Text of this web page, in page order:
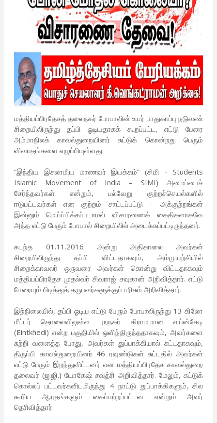
மத்தியப்பிரதேசத் தலைநகர் போபாலின் உயர் பாதுகாப்பு நடுவண்
சிறையிலிருந்து தப்பி ஓடியதாகக் கூறப்பட்ட, எட்டு பேரை
அம்மாநிலக் காவல்துறையினர் சுட்டுக் கொன்றது பெரும்
விவாதங்களை எழுப்பியுள்ளது.
“இந்திய இசுலாமிய மாணவர் இயக்கம்” (சிமி - Students
Islamic Movement of India – SIMI) அமைப்பைச்
சேர்ந்தவர்கள் என்றும், பல்வேறு குற்றச்செயல்களில்
ஈடுபட்டவர்கள் என குற்றம் சாட்டப்பட்டு – அக்குற்றங்கள்
இன்னும் மெய்ப்பிக்கப்படாமல் விசாரணைக் கைதிகளாகவே
அந்த எட்டு பேரும் போபால் சிறையிலில் அடைக்கப்பட்டிருந்தனர்.
கடந்த 01.11.2016 அன்று அதிகாலை அவர்கள்
சிறையிலிருந்து தப்பி விட்டதாகவும், அம்முயற்சியில்
சிறைக்காவலர் ஒருவரை அவர்கள் கொன்று விட்டதாகவும்
மத்தியப்பிரதேச முதல்வர் சிவராஜ் சவுகான் அறிவித்தார். எட்டு
பேரையும் பிடித்துத் தருபவர்களுக்குப் பரிசும் அறிவித்தார்.
இந்நிலையில், தப்பி ஓடிய எட்டு பேரும் போபாலிருந்து 13 கிலோ
மீட்டர் தொலைவிலுள்ள புறநகர் கிராமமான எய்ன்கேடி
(Eintkhedi) என்ற பகுதியில் ஒளிந்திருந்ததாகவும், அவர்களை
சுற்றி வளைத்த போது, அவர்கள் துப்பாக்கியால் சுட்டதாகவும்,
திருப்பி காவல்துறையினர் 46 ரவுண்டுகள் சுட்டதில் அவர்கள்
எட்டு பேரும் இறந்துவிட்டனர் என மத்தியப்பிரதேச காவல்துறை
தலைவர் (ஐ.ஜி.) யோகேஷ் சவுத்ரி அறிவித்தார். மேலும், சுட்டுக்
கொல்லப் பட்டவர்களிடமிருந்து 4 நாட்டு துப்பாக்கிகளும், சில
கூரிய ஆயுதங்களும் கைப்பற்றப்பட்டன என்றும் அவர்
தெரிவித்தார்.